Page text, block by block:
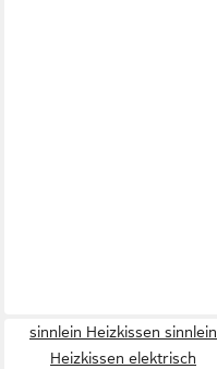
sinnlein Heizkissen sinnlein
Heizkissen elektrisch